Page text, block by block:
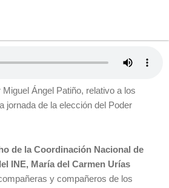
Ángel Patiño, relativo a los
jornada de la elección del Poder
de la Coordinación Nacional de
INE, María del Carmen Urías
y compañeros de los